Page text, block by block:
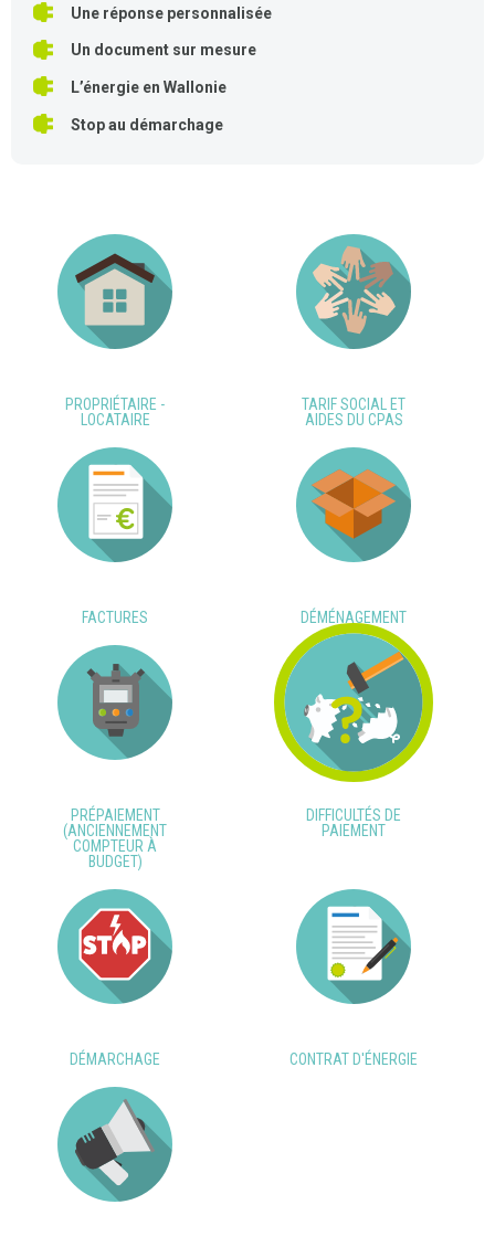
Une réponse personnalisée
Un document sur mesure
L’énergie en Wallonie
Stop au démarchage
PROPRIÉTAIRE -
LOCATAIRE
TARIF SOCIAL ET
AIDES DU CPAS
FACTURES DÉMÉNAGEMENT
PRÉPAIEMENT
(ANCIENNEMENT
COMPTEUR À
BUDGET)
DIFFICULTÉS DE
PAIEMENT
DÉMARCHAGE CONTRAT D'ÉNERGIE